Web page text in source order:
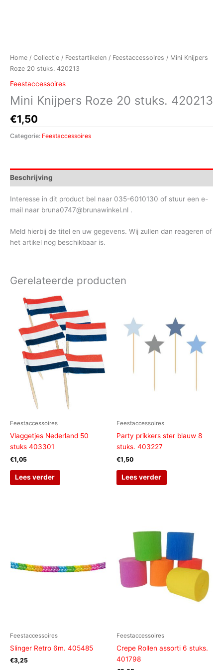
Home / Collectie / Feestartikelen / Feestaccessoires / Mini Knijpers
Roze 20 stuks. 420213
Feestaccessoires
Mini Knijpers Roze 20 stuks. 420213
€1,50
Categorie: Feestaccessoires
Beschrijving
Interesse in dit product bel naar 035-6010130 of stuur een e-
mail naar bruna0747@brunawinkel.nl .
Meld hierbij de titel en uw gegevens. Wij zullen dan reageren of
het artikel nog beschikbaar is.
Gerelateerde producten
Feestaccessoires
Vlaggetjes Nederland 50
stuks 403301
€1,05
Lees verder
Feestaccessoires
Party prikkers ster blauw 8
stuks. 403227
€1,50
Lees verder
Feestaccessoires
Slinger Retro 6m. 405485
€3,25
Feestaccessoires
Crepe Rollen assorti 6 stuks.
401798